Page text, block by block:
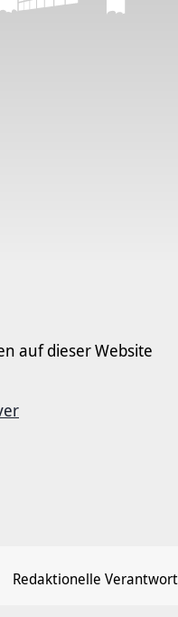
auf dieser Website
Redaktionelle